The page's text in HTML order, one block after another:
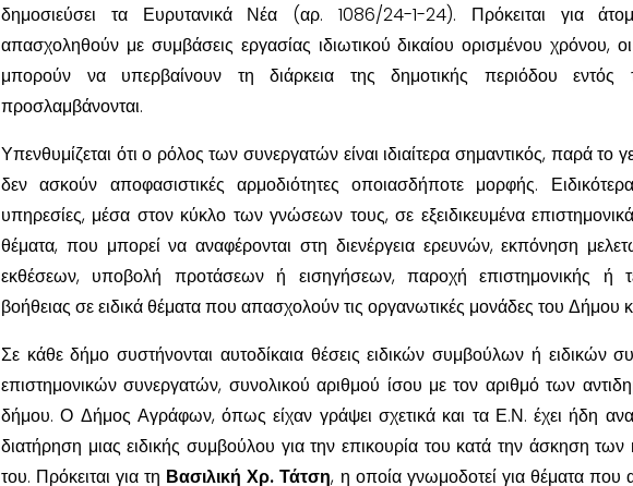
δημοσιεύσει τα Ευρυτανικά Νέα (αρ. 1086/24-1-24). Πρόκειται για
απασχοληθούν με συμβάσεις εργασίας ιδιωτικού δικαίου ορισμένου χρόνου,
μπορούν να υπερβαίνουν τη διάρκεια της δημοτικής περιόδου εντός
προσλαμβάνονται.
Υπενθυμίζεται ότι ο ρόλος των συνεργατών είναι ιδιαίτερα σημαντικός, παρά το
δεν ασκούν αποφασιστικές αρμοδιότητες οποιασδήποτε μορφής.
υπηρεσίες, μέσα στον κύκλο των γνώσεων τους, σε εξειδικευμένα επιστημονικά
θέματα, που μπορεί να αναφέρονται στη διενέργεια ερευνών, εκπόνηση
εκθέσεων, υποβολή προτάσεων ή εισηγήσεων, παροχή επιστημονικής ή
βοήθειας σε ειδικά θέματα που απασχολούν τις οργανωτικές μονάδες του Δήμου
Σε κάθε δήμο συστήνονται αυτοδίκαια θέσεις ειδικών συμβούλων ή ειδικών
επιστημονικών συνεργατών, συνολικού αριθμού ίσου με τον αριθμό των
δήμου. Ο Δήμος Αγράφων, όπως είχαν γράψει σχετικά και τα Ε.Ν. έχει ήδη
διατήρηση μιας ειδικής συμβούλου για την επικουρία του κατά την άσκηση
του. Πρόκειται για τη Βασιλική Χρ. Τάτση, η οποία γνωμοδοτεί για θέματα που